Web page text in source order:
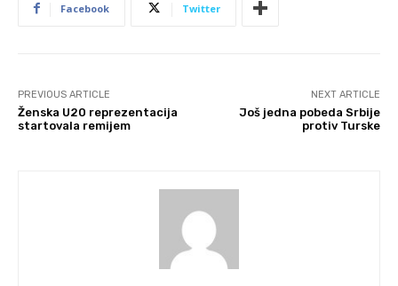
Facebook Twitter
PREVIOUS ARTICLE
Ženska U20 reprezentacija
startovala remijem
NEXT ARTICLE
Još jedna pobeda Srbije
protiv Turske